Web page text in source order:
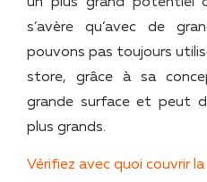
s’avère qu’avec de
pouvons pas toujours
store, grâce à sa
grande surface et peut
plus grands.
Vérifiez avec quoi couvrir